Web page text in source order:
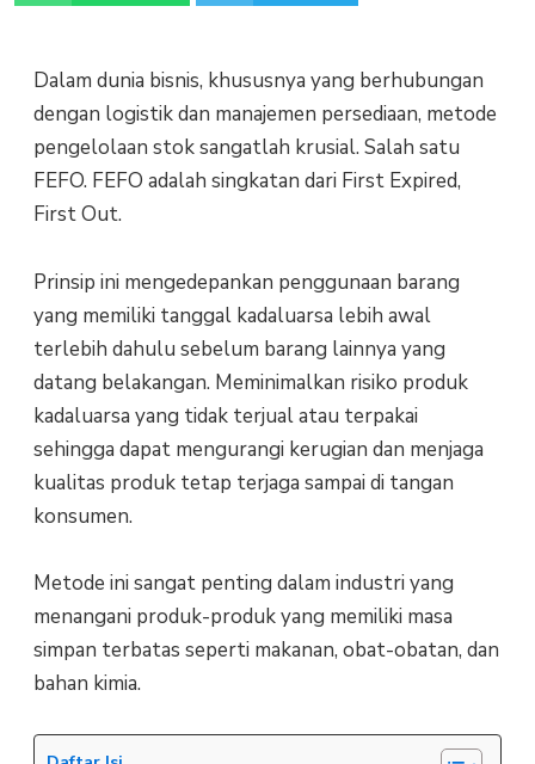
Dalam dunia bisnis, khususnya yang berhubungan
dengan logistik dan manajemen persediaan, metode
pengelolaan stok sangatlah krusial. Salah satu
FEFO. FEFO adalah singkatan dari First Expired,
First Out.
Prinsip ini mengedepankan penggunaan barang
yang memiliki tanggal kadaluarsa lebih awal
terlebih dahulu sebelum barang lainnya yang
datang belakangan. Meminimalkan risiko produk
kadaluarsa yang tidak terjual atau terpakai
sehingga dapat mengurangi kerugian dan menjaga
kualitas produk tetap terjaga sampai di tangan
konsumen.
Metode ini sangat penting dalam industri yang
menangani produk-produk yang memiliki masa
simpan terbatas seperti makanan, obat-obatan, dan
bahan kimia.